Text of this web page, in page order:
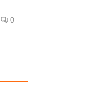
0